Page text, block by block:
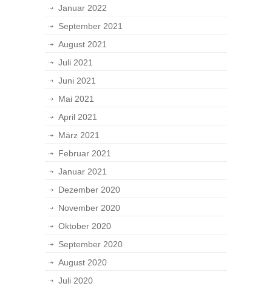
Januar 2022
September 2021
August 2021
Juli 2021
Juni 2021
Mai 2021
April 2021
März 2021
Februar 2021
Januar 2021
Dezember 2020
November 2020
Oktober 2020
September 2020
August 2020
Juli 2020